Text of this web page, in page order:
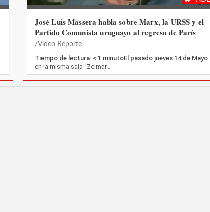
José Luis Massera habla sobre Marx, la URSS y el
Partido Comunista uruguayo al regreso de París
Video Reporte
Tiempo de lectura: < 1 minutoEl pasado jueves 14 de Mayo
en la misma sala “Zelmar…